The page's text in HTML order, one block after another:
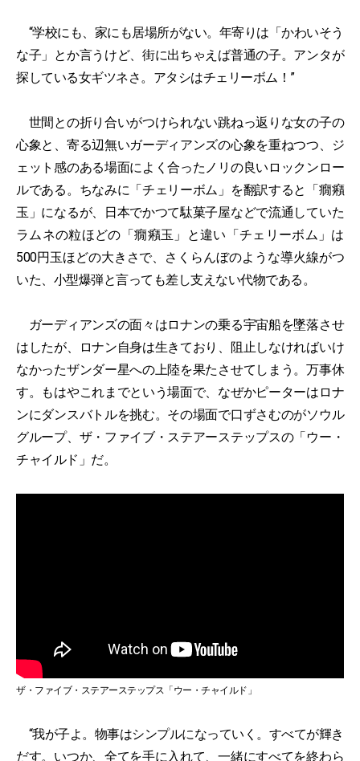
“学校にも、家にも居場所がない。年寄りは「かわいそう
な子」とか言うけど、街に出ちゃえば普通の子。アンタが
探している女ギツネさ。アタシはチェリーボム！”
世間との折り合いがつけられない跳ねっ返りな女の子の
心象と、寄る辺無いガーディアンズの心象を重ねつつ、ジ
ェット感のある場面によく合ったノリの良いロックンロー
ルである。ちなみに「チェリーボム」を翻訳すると「癇癪
玉」になるが、日本でかつて駄菓子屋などで流通していた
ラムネの粒ほどの「癇癪玉」と違い「チェリーボム」は
500円玉ほどの大きさで、さくらんぼのような導火線がつ
いた、小型爆弾と言っても差し支えない代物である。
ガーディアンズの面々はロナンの乗る宇宙船を墜落させ
はしたが、ロナン自身は生きており、阻止しなければいけ
なかったザンダー星への上陸を果たさせてしまう。万事休
す。もはやこれまでという場面で、なぜかピーターはロナ
ンにダンスバトルを挑む。その場面で口ずさむのがソウル
グループ、ザ・ファイブ・ステアーステップスの「ウー・
チャイルド」だ。
ザ・ファイブ・ステアーステップス「ウー・チャイルド」
“我が子よ。物事はシンプルになっていく。すべてが輝き
だす。いつか、全てを手に入れて、一緒にすべてを終わら